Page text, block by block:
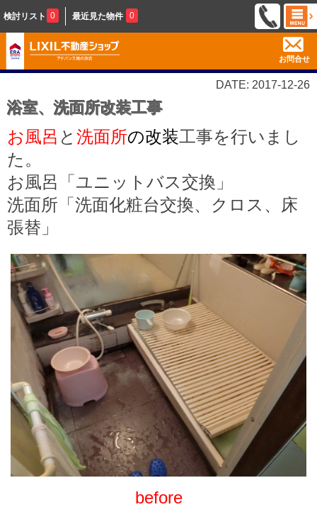
検討リスト 0 最近見た物件 0
お問合せ
DATE: 2017-12-26
浴室、洗面所改装工事
お風呂 と 洗面所の改装工事を行いまし
た。
お風呂「ユニットバス交換」
洗面所「洗面化粧台交換、クロス、床
張替」
before